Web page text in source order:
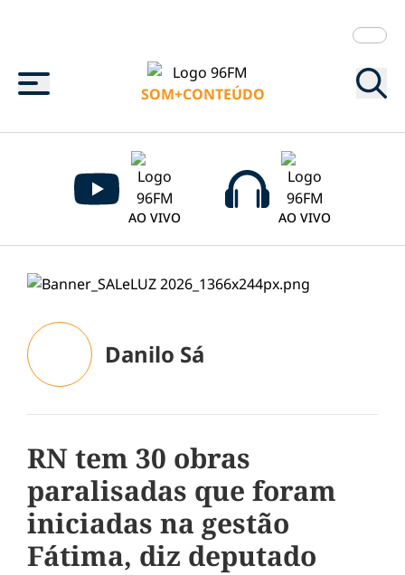
Menu
SOM+CONTEÚDO
AO VIVO AO VIVO
Danilo Sá
RN tem 30 obras
paralisadas que foram
iniciadas na gestão
Fátima, diz deputado